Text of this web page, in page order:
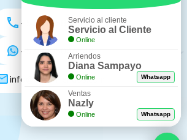
+57 3135890809
+57 3005046548
info@casarriendos.com
Servicio al cliente
Servicio al Cliente
Online
Arriendos
Diana Sampayo
Online Whatsapp
Ventas
Nazly
Online Whatsapp